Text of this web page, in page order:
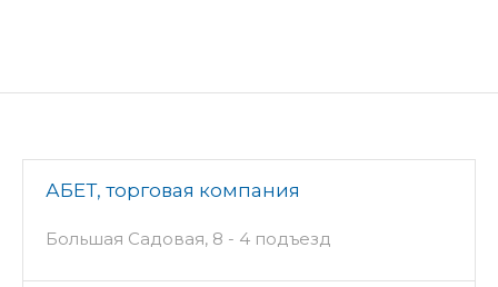
АБЕТ, торговая компания
Большая Садовая, 8 - 4 подъезд